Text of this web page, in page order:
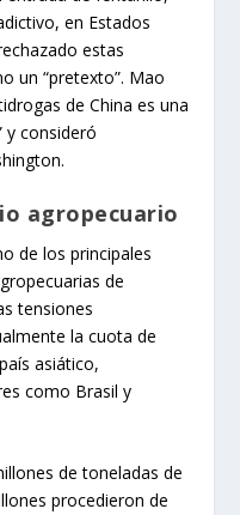
en Estados
estas
un “pretexto”. Mao
de China es una
y consideró
agropecuario
de los principales
de
tensiones
la cuota de
asiático,
como Brasil y
de toneladas de
procedieron de